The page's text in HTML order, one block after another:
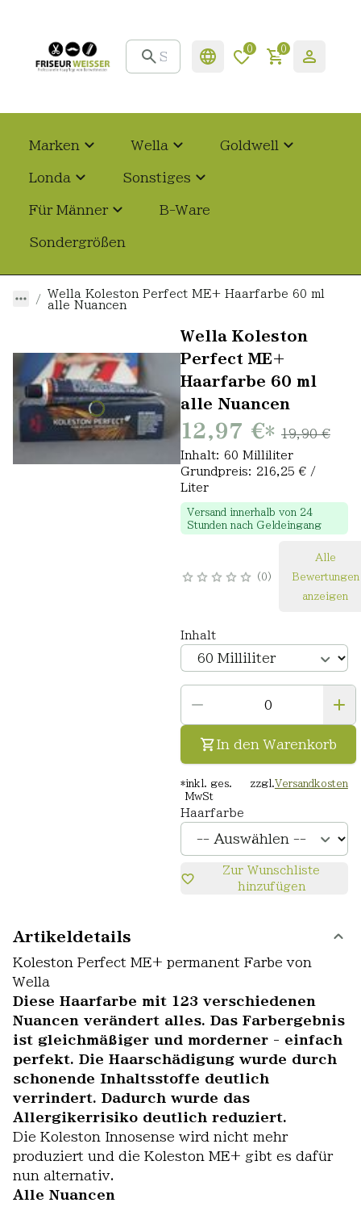
0 0
Marken Wella Goldwell
Londa Sonstiges
Für Männer B-Ware
Sondergrößen
Wella Koleston Perfect ME+ Haarfarbe 60 ml
alle Nuancen
Wella Koleston
Perfect ME+
Haarfarbe 60 ml
alle Nuancen
12,97 €* 19,90 €
Inhalt: 60 Milliliter
Grundpreis: 216,25 € /
Liter
Versand innerhalb von 24
Stunden nach Geldeingang
0
Alle
Bewertungen
anzeigen
Inhalt
In den Warenkorb
*inkl. ges.
MwSt
zzgl. Versandkosten
Haarfarbe
Zur Wunschliste
hinzufügen
Artikeldetails
Koleston Perfect ME+ permanent Farbe von
Wella
Diese Haarfarbe mit 123 verschiedenen
Nuancen verändert alles. Das Farbergebnis
ist gleichmäßiger und morderner - einfach
perfekt. Die Haarschädigung wurde durch
schonende Inhaltsstoffe deutlich
verrindert. Dadurch wurde das
Allergikerrisiko deutlich reduziert.
Die Koleston Innosense wird nicht mehr
produziert und die Koleston ME+ gibt es dafür
nun alternativ.
Alle Nuancen